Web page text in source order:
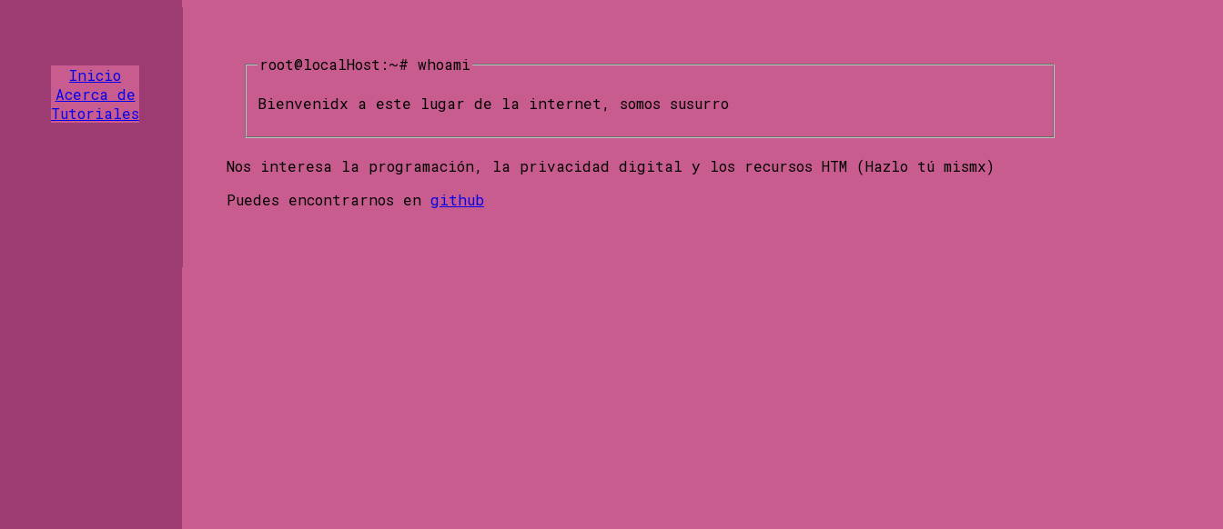
Inicio
Acerca de
Tutoriales
root@localHost:~# whoami
Bienvenidx a este lugar de la internet, somos susurro
Nos interesa la programación, la privacidad digital y los recursos HTM (Hazlo tú mismx)
Puedes encontrarnos en github